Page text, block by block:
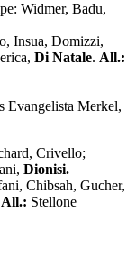
Widmer, Badu,
Insua, Domizzi,
Di Natale. All.:
Evangelista Merkel,
Crivello;
Dionisi.
Chibsah, Gucher,
All.: Stellone